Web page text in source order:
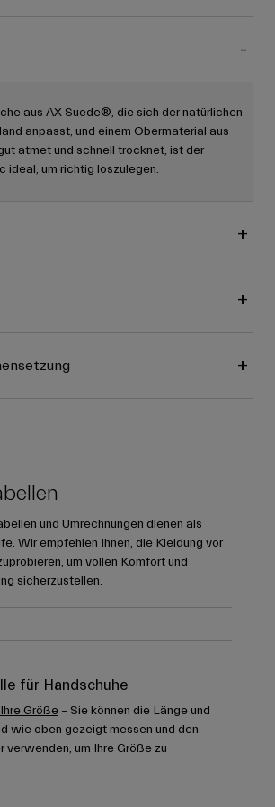
aus AX Suede®, die sich der natürlichen
anpasst, und einem Obermaterial aus
atmet und schnell trocknet, ist der
ideal, um richtig loszulegen.
und Umrechnungen dienen als
Wir empfehlen Ihnen, die Kleidung vor
um vollen Komfort und
sicherzustellen.
für Handschuhe
Größe – Sie können die Länge und
wie oben gezeigt messen und den
verwenden, um Ihre Größe zu